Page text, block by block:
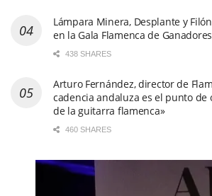
Lámpara Minera, Desplante y
en la Gala Flamenca de Ganadores
438 SHARES
Arturo Fernández, director de
cadencia andaluza es el punto de
de la guitarra flamenca»
460 SHARES